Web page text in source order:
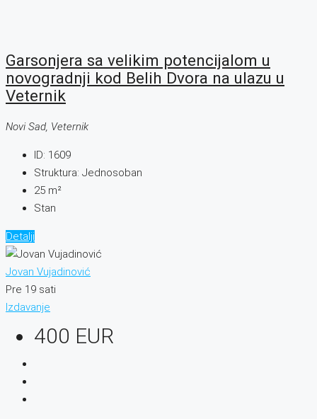
Garsonjera sa velikim potencijalom u
novogradnji kod Belih Dvora na ulazu u
Veternik
Novi Sad, Veternik
ID: 1609
Struktura: Jednosoban
25 m²
Stan
Detalji
Jovan Vujadinović
Pre 19 sati
Izdavanje
400 EUR